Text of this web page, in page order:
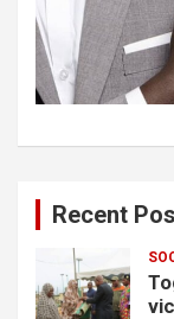
Recent